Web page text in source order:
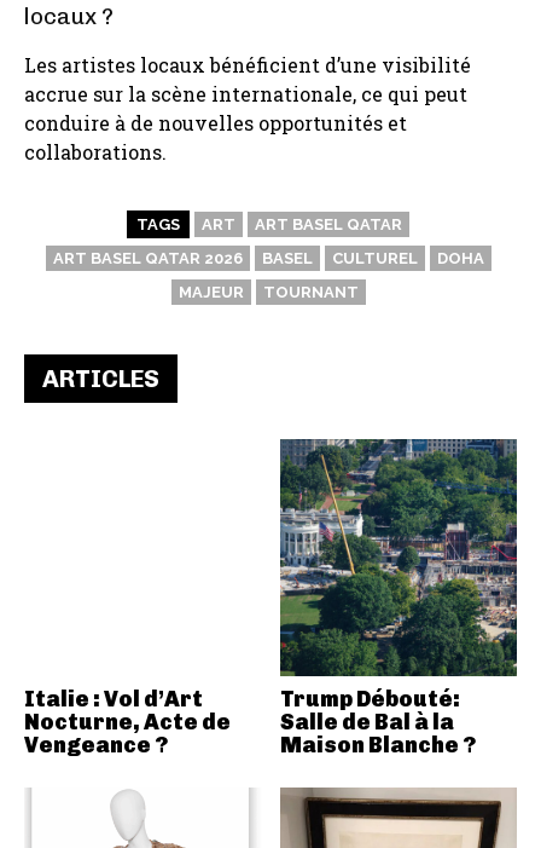
locaux ?
Les artistes locaux bénéficient d’une visibilité
accrue sur la scène internationale, ce qui peut
conduire à de nouvelles opportunités et
collaborations.
TAGS ART
ART BASEL QATAR
ART BASEL QATAR 2026
BASEL CULTUREL
DOHA
MAJEUR
TOURNANT
ARTICLES
Italie : Vol d’Art
Nocturne, Acte de
Vengeance ?
Trump Débouté:
Salle de Bal à la
Maison Blanche ?